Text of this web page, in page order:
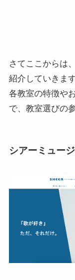
さてここからは
紹介していきます
各教室の特徴や
で、教室選びの
シアーミュー